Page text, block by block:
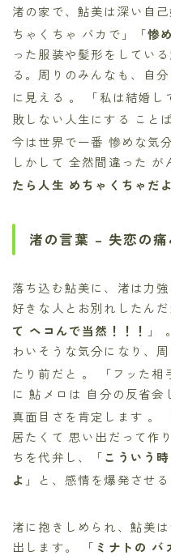
渚の家で、鮎美は深い自
ちゃくちゃ バカで」「惨
った服装や髪形をしてい
る。周りのみんなも、自
に見える 。 「私は結婚し
敗しない人生にする こと
今は世界で一番 惨めな気
しかして 全然間違った
たら人生 めちゃくちゃだよ
渚の言葉 – 失恋の
落ち込む鮎美に、渚は力
好きな人とお別れしたんだ
て ヘコんで当然！！！ 」
わいそうな気分になり、
たり前だと 。 「フッた相
に 鮎メロは 自分の反省会
真面目さを肯定します 。
居たくて 思い出だって作
ちを代弁し、「こういう
よ 」と、感情を爆発させ
渚に抱きしめられ、鮎美
出します。 「 ミナトの バ